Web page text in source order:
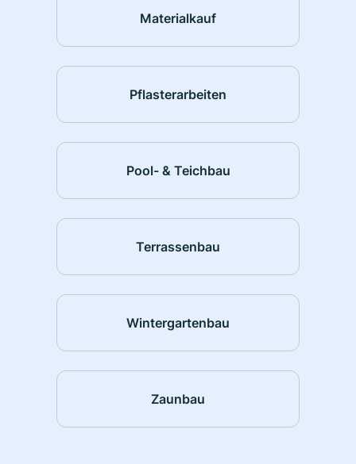
Materialkauf
Pflasterarbeiten
Pool- & Teichbau
Terrassenbau
Wintergartenbau
Zaunbau